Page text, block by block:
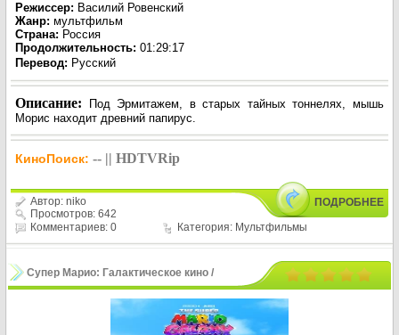
Режиссер: Василий Ровенский
Жанр: мультфильм
Страна: Россия
Продолжительность: 01:29:17
Перевод: Русский
Описание: Под Эрмитажем, в старых тайных тоннелях, мышь
Морис находит древний папирус.
КиноПоиск: -- || HDTVRip
ПОДРОБНЕЕ
Автор: niko
Просмотров: 642
Комментариев: 0
Категория: Мультфильмы
Супер Марио: Галактическое кино /
The Super Mario Galaxy Movie (2026)